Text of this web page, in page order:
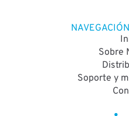
Sobre
Soporte y